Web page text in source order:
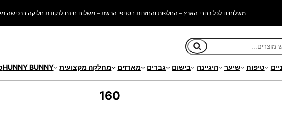
משלוחים לכל רחבי הארץ – החלפות והחזרות בסניפי הרשת – משלוח חינם לנקודת חלוקה ברכישה מעל 250
טיפוח שיער היגיינה בישום גברים מארזים מחלקה מקצועית HUNNY BUNNY
160